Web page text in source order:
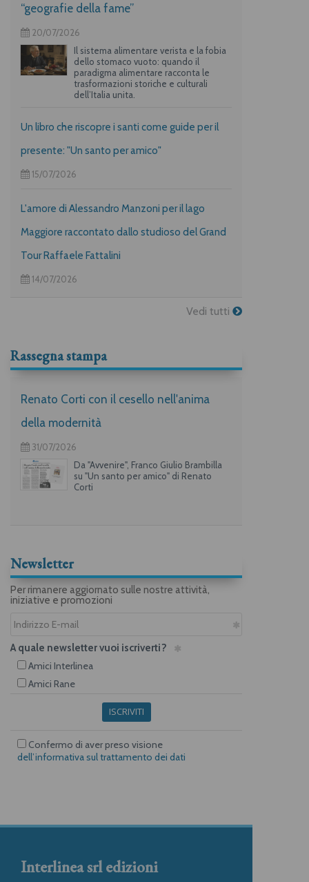
“geografie della fame”
20/07/2026
Il sistema alimentare verista e la fobia
dello stomaco vuoto: quando il
paradigma alimentare racconta le
trasformazioni storiche e culturali
dell’Italia unita.
Un libro che riscopre i santi come guide per il
presente: "Un santo per amico"
15/07/2026
L'amore di Alessandro Manzoni per il lago
Maggiore raccontato dallo studioso del Grand
Tour Raffaele Fattalini
14/07/2026
Vedi tutti
Rassegna stampa
Renato Corti con il cesello nell'anima
della modernità
31/07/2026
Da "Avvenire", Franco Giulio Brambilla
su "Un santo per amico" di Renato
Corti
Newsletter
Per rimanere aggiornato sulle nostre attività,
iniziative e promozioni
A quale newsletter vuoi iscriverti?
Amici Interlinea
Amici Rane
ISCRIVITI
Confermo di aver preso visione
dell’informativa sul trattamento dei dati
Interlinea srl edizioni